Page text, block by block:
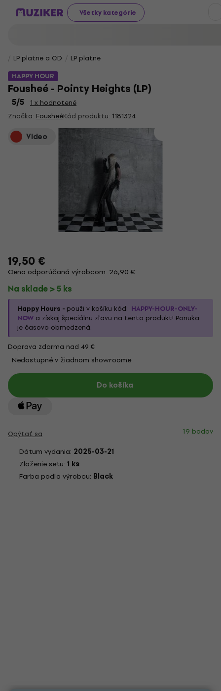
Všetky kategórie
LP platne a CD
LP platne
HAPPY HOUR
Fousheé - Pointy Heights (LP)
5/5
1 x hodnotené
Značka: FousheéKód produktu: 1181324
Video
19,50 €
Cena odporúčaná výrobcom: 26,90 €
Na sklade > 5 ks
Happy Hours - použi v košíku kód: HAPPY-HOUR-ONLY-
NOW a získaj špeciálnu zľavu na tento produkt! Ponuka
je časovo obmedzená.
Doprava zdarma nad 49 €
Nedostupné v žiadnom showroome
Do košíka
Opýtať sa
19 bodov
Dátum vydania: 2025-03-21
Zloženie setu: 1 ks
Farba podľa výrobcu: Black